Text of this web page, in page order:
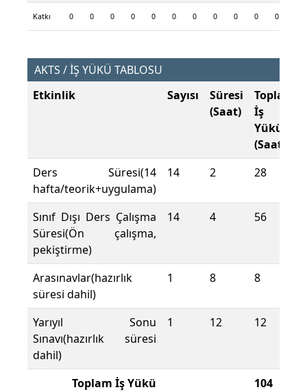
Katkı 0 0 0 0 0 0 0 0 0 0 0
AKTS / İŞ YÜKÜ TABLOSU
Etkinlik
Sayısı
Süresi
(Saat)
Toplam
İş
Yükü
(Saat)
Ders Süresi(14
hafta/teorik+uygulama)
14 2 28
Sınıf Dışı Ders Çalışma
Süresi(Ön çalışma,
pekiştirme)
14 4 56
Arasınavlar(hazırlık
süresi dahil)
1 8 8
Yarıyıl Sonu
Sınavı(hazırlık süresi
dahil)
1 12 12
Toplam İş Yükü 104